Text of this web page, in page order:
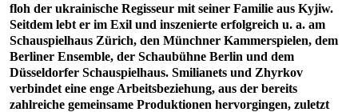
floh der ukrainische Regisseur mit seiner Familie aus Kyjiw.
Seitdem lebt er im Exil und inszenierte erfolgreich u. a. am
Schauspielhaus Zürich, den Münchner Kammerspielen, dem
Berliner Ensemble, der Schaubühne Berlin und dem
Düsseldorfer Schauspielhaus. Smilianets und Zhyrkov
verbindet eine enge Arbeits­beziehung, aus der bereits
zahlreiche gemeinsame Produktionen hervorgingen, zuletzt